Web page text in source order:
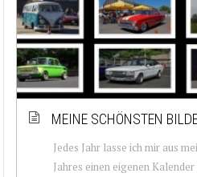
MEINE SCHÖNSTEN
Jedes Jahr lasse ich mir aus
Jahres einen eigenen